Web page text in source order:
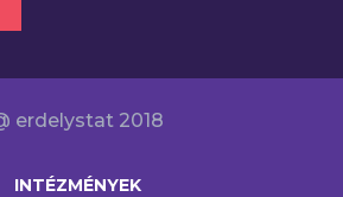
erdelystat 2018
INTÉZMÉNYEK